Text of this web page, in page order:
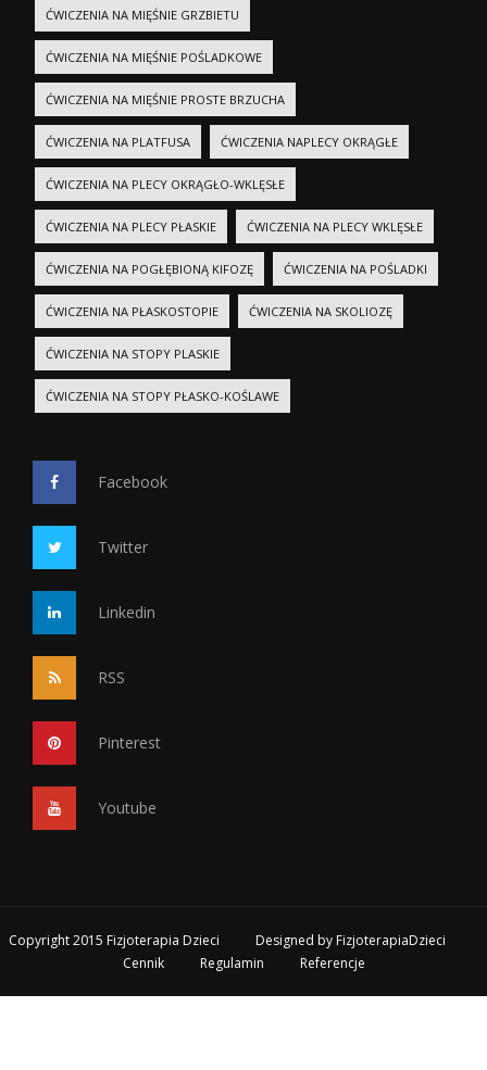
ĆWICZENIA NA MIĘŚNIE GRZBIETU
ĆWICZENIA NA MIĘŚNIE POŚLADKOWE
ĆWICZENIA NA MIĘŚNIE PROSTE BRZUCHA
ĆWICZENIA NA PLATFUSA ĆWICZENIA NAPLECY OKRĄGŁE
ĆWICZENIA NA PLECY OKRĄGŁO-WKLĘSŁE
ĆWICZENIA NA PLECY PŁASKIE ĆWICZENIA NA PLECY WKLĘSŁE
ĆWICZENIA NA POGŁĘBIONĄ KIFOZĘ ĆWICZENIA NA POŚLADKI
ĆWICZENIA NA PŁASKOSTOPIE ĆWICZENIA NA SKOLIOZĘ
ĆWICZENIA NA STOPY PLASKIE
ĆWICZENIA NA STOPY PŁASKO-KOŚLAWE
Facebook
Twitter
Linkedin
RSS
Pinterest
Youtube
Copyright 2015 Fizjoterapia Dzieci Designed by FizjoterapiaDzieci
Cennik
Regulamin Referencje